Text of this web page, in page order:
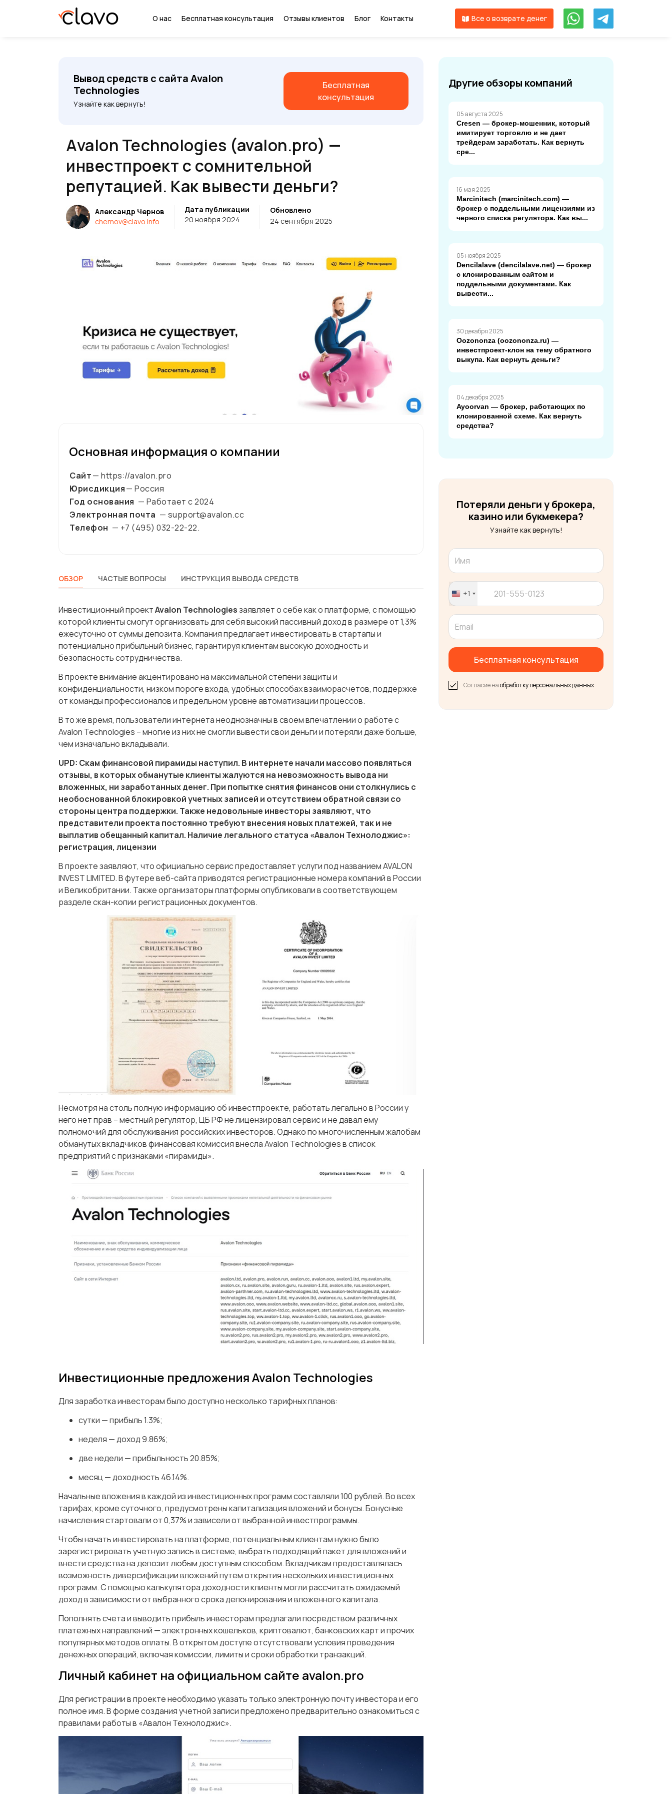
О нас Бесплатная консультация Отзывы клиентов Блог Контакты Все о возврате денег
Вывод средств с сайта Avalon
Technologies
Узнайте как вернуть!
Бесплатная
консультация
Avalon Technologies (avalon.pro) —
инвестпроект с сомнительной
репутацией. Как вывести деньги?
Александр Чернов
chernov@clavo.info
Дата публикации
20 ноября 2024
Обновлено
24 сентября 2025
Основная информация о компании
Сайт— https://avalon.pro
Юрисдикция— Россия
Год основания — Работает с2024
Электронная почта — support@avalon.cc
Телефон — +7 (495) 032-22-22.
ОБЗОР ЧАСТЫЕ ВОПРОСЫ ИНСТРУКЦИЯ ВЫВОДА СРЕДСТВ
Инвестиционный проектAvalon Technologiesзаявляет о себе как о платформе, с помощью
которой клиенты смогут организовать для себя высокий пассивный доход в размере от 1,3%
ежесуточно от суммы депозита. Компания предлагает инвестировать в стартапы и
потенциально прибыльный бизнес, гарантируя клиентам высокую доходность и
безопасность сотрудничества.
В проекте внимание акцентировано на максимальной степени защиты и
конфиденциальности, низком пороге входа, удобных способах взаиморасчетов, поддержке
от команды профессионалов и предельном уровне автоматизации процессов.
В то же время, пользователи интернета неоднозначны в своем впечатлении о работе с
Avalon Technologies – многие из них не смогли вывести свои деньги и потеряли даже больше,
чем изначально вкладывали.
UPD: Скам финансовой пирамиды наступил. В интернете начали массово появляться
отзывы, в которых обманутые клиенты жалуются на невозможность вывода ни
вложенных, ни заработанных денег. При попытке снятия финансов они столкнулись с
необоснованной блокировкой учетных записей и отсутствием обратной связи со
стороны центра поддержки. Также недовольные инвесторы заявляют, что
представители проекта постоянно требуют внесения новых платежей, так и не
выплатив обещанный капитал. Наличие легального статуса «Авалон Технолоджис»:
регистрация, лицензии
В проекте заявляют, что официально сервис предоставляет услуги под названием AVALON
INVEST LIMITED. В футере веб-сайта приводятся регистрационные номера компаний в России
и Великобритании. Также организаторы платформы опубликовали в соответствующем
разделе скан-копии регистрационных документов.
Несмотря на столь полную информацию об инвестпроекте, работать легально в России у
него нет прав – местный регулятор, ЦБ РФ не лицензировал сервис и не давал ему
полномочий для обслуживания российских инвесторов. Однако по многочисленным жалобам
обманутых вкладчиков финансовая комиссия внесла Avalon Technologies в список
предприятий с признаками «пирамиды».
Инвестиционные предложения Avalon Technologies
Для заработка инвесторам было доступно несколько тарифных планов:
сутки — прибыль 1.3%;
неделя — доход 9.86%;
две недели — прибыльность 20.85%;
месяц — доходность 46.14%.
Начальные вложения в каждой из инвестиционных программ составляли 100 рублей. Во всех
тарифах, кроме суточного, предусмотрены капитализация вложений и бонусы. Бонусные
начисления стартовали от 0,37% и зависели от выбранной инвестпрограммы.
Чтобы начать инвестировать на платформе, потенциальным клиентам нужно было
зарегистрировать учетную запись в системе, выбрать подходящий пакет для вложений и
внести средства на депозит любым доступным способом. Вкладчикам предоставлялась
возможность диверсификации вложений путем открытия нескольких инвестиционных
программ. С помощью калькулятора доходности клиенты могли рассчитать ожидаемый
доход в зависимости от выбранного срока депонирования и вложенного капитала.
Пополнять счета и выводить прибыль инвесторам предлагали посредством различных
платежных направлений — электронных кошельков, криптовалют, банковских карт и прочих
популярных методов оплаты. В открытом доступе отсутствовали условия проведения
денежных операций, включая комиссии, лимиты и сроки обработки транзакций.
Личный кабинет на официальном сайте avalon.pro
Для регистрации в проекте необходимо указать только электронную почту инвестора и его
полное имя. В форме создания учетной записи предложено предварительно ознакомиться с
правилами работы в «Авалон Технолоджис».
Другие обзоры компаний
05 августа 2025
Cresen — брокер-мошенник, который
имитирует торговлю и не дает
трейдерам заработать. Как вернуть
сре...
16 мая 2025
Marcinitech (marcinitech.com) —
брокер с поддельными лицензиями из
черного списка регулятора. Как вы...
05 ноября 2025
Dencilalave (dencilalave.net) — брокер
с клонированным сайтом и
поддельными документами. Как
вывести...
30 декабря 2025
Oozononza (oozononza.ru) —
инвестпроект-клон на тему обратного
выкупа. Как вернуть деньги?
04 декабря 2025
Ayoorvan — брокер, работающих по
клонированной схеме. Как вернуть
средства?
Потеряли деньги у брокера,
казино или букмекера?
Узнайте как вернуть!
United
States
+1
+1
Бесплатная консультация
Согласие наобработку персональных данных